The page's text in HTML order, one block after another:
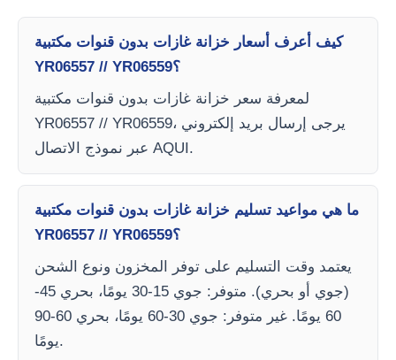
كيف أعرف أسعار خزانة غازات بدون قنوات مكتبية
YR06557 // YR06559؟
لمعرفة سعر خزانة غازات بدون قنوات مكتبية
YR06557 // YR06559، يرجى إرسال بريد إلكتروني
عبر نموذج الاتصال AQUI.
ما هي مواعيد تسليم خزانة غازات بدون قنوات مكتبية
YR06557 // YR06559؟
يعتمد وقت التسليم على توفر المخزون ونوع الشحن
(جوي أو بحري). متوفر: جوي 15-30 يومًا، بحري 45-
60 يومًا. غير متوفر: جوي 30-60 يومًا، بحري 60-90
يومًا.